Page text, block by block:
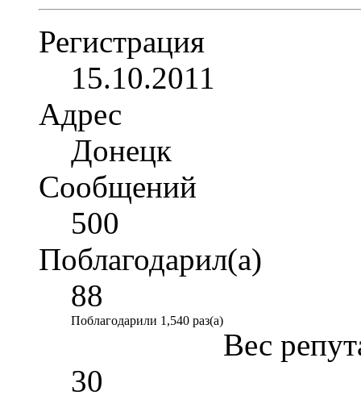
Регистрация
15.10.2011
Адрес
Донецк
Сообщений
500
Поблагодарил(а)
88
Поблагодарили 1,540 раз(а)
Вес
30